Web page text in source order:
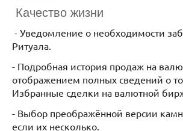
Качество жизни
- Уведомление о необходимости
Ритуала.
- Подробная история продаж на
отображением полных сведений о
Избранные сделки на валютной
- Выбор преображённой версии
если их несколько.